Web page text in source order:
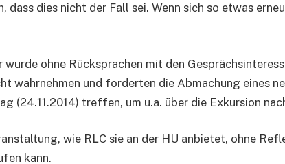
dies nicht der Fall sei. Wenn sich so etwas
ohne Rücksprachen mit den
und forderten die Abmachung eines
(24.11.2014) treffen, um u.a. über die Exkursion
wie RLC sie an der HU anbietet, ohne
kann.